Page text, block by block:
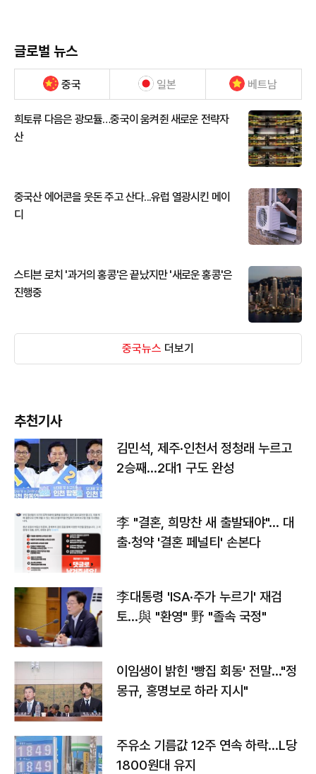
글로벌 뉴스
중국 일본 베트남
희토류 다음은 광모듈…중국이 움켜쥔 새로운 전략자
산
중국산 에어콘을 웃돈 주고 산다...유럽 열광시킨 메이
디
스티븐 로치 '과거의 홍콩'은 끝났지만 '새로운 홍콩'은
진행중
중국뉴스 더보기
추천기사
김민석, 제주·인천서 정청래 누르고
2승째…2대1 구도 완성
李 "결혼, 희망찬 새 출발돼야"… 대
출·청약 '결혼 페널티' 손본다
李대통령 'ISA·주가 누르기' 재검
토…與 "환영" 野 "졸속 국정"
이임생이 밝힌 '빵집 회동' 전말…"정
몽규, 홍명보로 하라 지시"
주유소 기름값 12주 연속 하락…L당
1800원대 유지